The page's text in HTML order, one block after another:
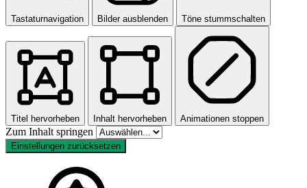
Tastaturnavigation Bilder ausblenden Töne stummschalten
Titel hervorheben Inhalt hervorheben Animationen stoppen
Zum Inhalt springen
Einstellungen zurücksetzen